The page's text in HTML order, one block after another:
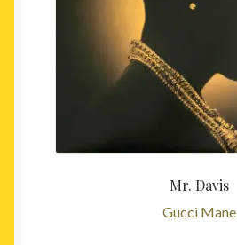
Mr. Davis
Gucci Mane